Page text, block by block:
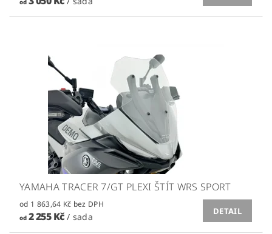
od
YAMAHA TRACER 7/GT PLEXI ŠTÍT WRS SPORT
od 1 863,64 Kč bez DPH
od2 255 Kč/ sada
DETAIL